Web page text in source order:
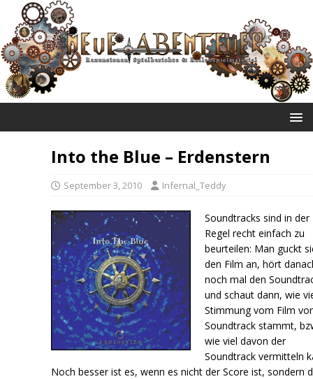
Into the Blue – Erdenstern
September 3, 2010 Infernal_Teddy
Soundtracks sind in der
Regel recht einfach zu
beurteilen: Man guckt
den Film an, hört
noch mal den
und schaut dann, wie
Stimmung vom Film
Soundtrack stammt,
wie viel davon der
Soundtrack vermitteln
Noch besser ist es, wenn es nicht der Score ist, sondern